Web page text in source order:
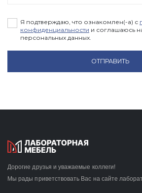
Я подтверждаю, что ознакомлен(-а) с
конфиденциальности и соглашаюсь
персональных данных.
ОТПРАВИТЬ
Дорогие друзья и уважаемые коллеги!
Мы рады приветствовать Вас на сайте